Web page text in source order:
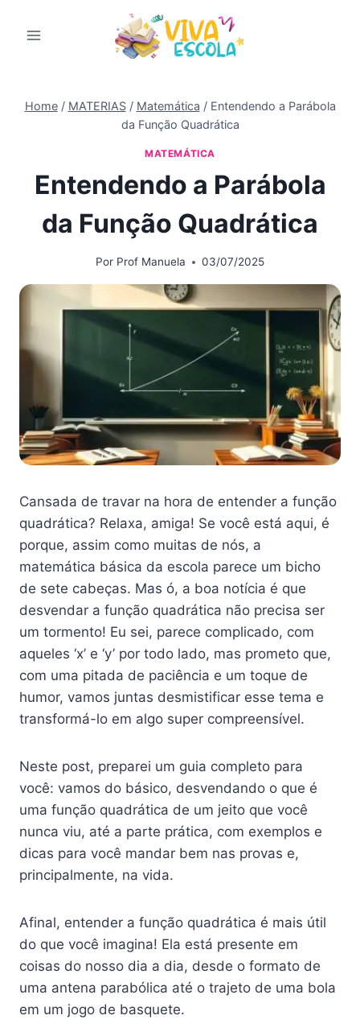
para
Home / MATERIAS / Matemática / Entendendo a Parábola
da Função Quadrática
MATEMÁTICA
Entendendo a Parábola
da Função Quadrática
Por Prof Manuela 03/07/2025
Cansada de travar na hora de entender a função
quadrática? Relaxa, amiga! Se você está aqui, é
porque, assim como muitas de nós, a
matemática básica da escola parece um bicho
de sete cabeças. Mas ó, a boa notícia é que
desvendar a função quadrática não precisa ser
um tormento! Eu sei, parece complicado, com
aqueles ‘x’ e ‘y’ por todo lado, mas prometo que,
com uma pitada de paciência e um toque de
humor, vamos juntas desmistificar esse tema e
transformá-lo em algo super compreensível.
Neste post, preparei um guia completo para
você: vamos do básico, desvendando o que é
uma função quadrática de um jeito que você
nunca viu, até a parte prática, com exemplos e
dicas para você mandar bem nas provas e,
principalmente, na vida.
Afinal, entender a função quadrática é mais útil
do que você imagina! Ela está presente em
coisas do nosso dia a dia, desde o formato de
uma antena parabólica até o trajeto de uma bola
em um jogo de basquete.